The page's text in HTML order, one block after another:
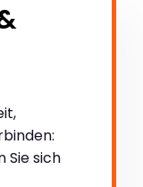
Sie sich